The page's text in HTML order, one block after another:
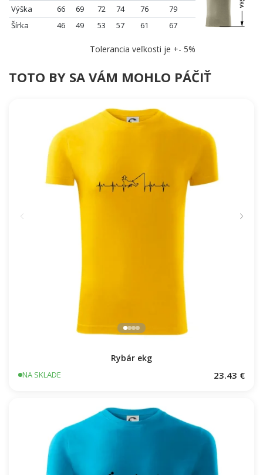
Výška 66 69 72 74 76
79
Šírka
46 49 53 57 61 67
Tolerancia veľkosti je +- 5%
TOTO BY SA VÁM MOHLO PÁČIŤ
Rybár ekg
NA SKLADE 23.43 €